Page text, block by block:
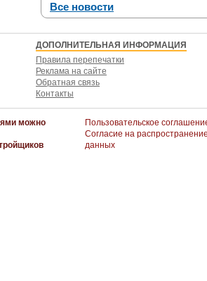
Все новости
ДОПОЛНИТЕЛЬНАЯ ИНФОРМАЦИЯ
Правила перепечатки
Реклама на сайте
Обратная связь
Контакты
можно
Пользовательское
Согласие на
данных